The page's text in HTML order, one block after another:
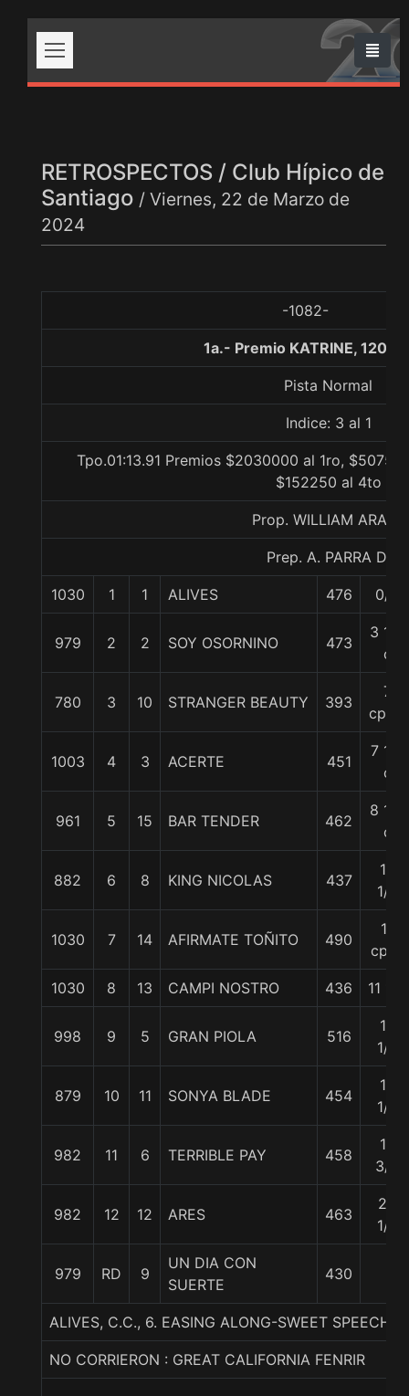
RETROSPECTOS / Club Hípico de
Santiago / Viernes, 22 de Marzo de
2024
-1082-
1a.- Premio KATRINE, 1200
Pista Normal
Indice: 3 al 1
Tpo.01:13.91 Premios $2030000 al 1ro,
$152250 al 4to
Prop. WILLIAM ARA D.
Prep. A. PARRA D.
1030 1 1 ALIVES 476 0/0
979 2 2 SOY OSORNINO 473
3 1/4
c
780 3 10 STRANGER BEAUTY 393
7
cpos.
1003 4 3 ACERTE 451
7 1/2
c
961 5 15 BAR TENDER 462
8 1/4
c
882 6 8 KING NICOLAS 437
10
1/4
1030 7 14 AFIRMATE TOÑITO 490
11
cpos
1030 8 13 CAMPI NOSTRO 436 11 1/2
998 9 5 GRAN PIOLA 516
12
1/2
879 10 11 SONYA BLADE 454
13
1/2
982 11 6 TERRIBLE PAY 458
14
3/4
982 12 12 ARES 463
20
1/4
979 RD 9
UN DIA CON
SUERTE
430
ALIVES, C.C., 6. EASING ALONG-SWEET SPEECH-
NO CORRIERON : GREAT CALIFORNIA FENRIR